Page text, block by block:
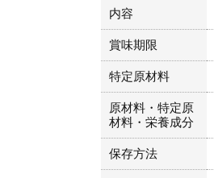
内容
賞味期限
特定原材料
原材料・特定原
材料・栄養成分
保存方法